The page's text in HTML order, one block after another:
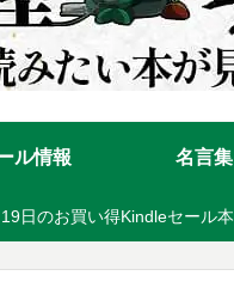
ル情報 名言集
日のお買い得Kindleセール本